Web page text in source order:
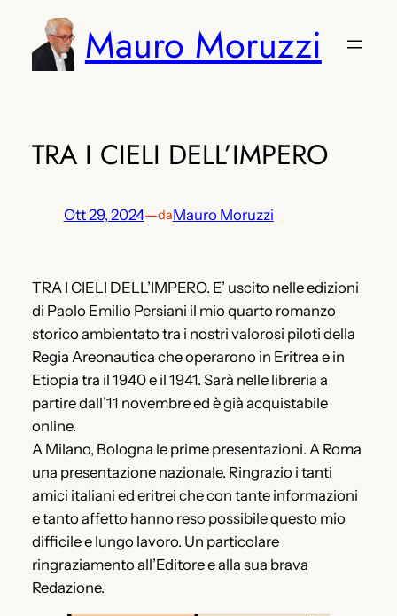
contenuto
Mauro Moruzzi
TRA I CIELI DELL’IMPERO
Ott 29, 2024—daMauro Moruzzi
TRA I CIELI DELL’IMPERO. E’ uscito nelle edizioni
di Paolo Emilio Persiani il mio quarto romanzo
storico ambientato tra i nostri valorosi piloti della
Regia Areonautica che operarono in Eritrea e in
Etiopia tra il 1940 e il 1941. Sarà nelle libreria a
partire dall’11 novembre ed è già acquistabile
online.
A Milano, Bologna le prime presentazioni. A Roma
una presentazione nazionale. Ringrazio i tanti
amici italiani ed eritrei che con tante informazioni
e tanto affetto hanno reso possibile questo mio
difficile e lungo lavoro. Un particolare
ringraziamento all’Editore e alla sua brava
Redazione.